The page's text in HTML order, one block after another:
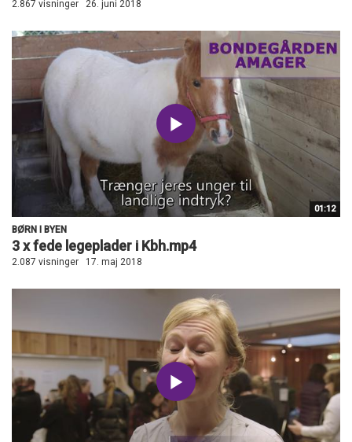
2.867 visninger 26. juni 2018
01:12
BØRN I BYEN
3 x fede legeplader i Kbh.mp4
2.087 visninger 17. maj 2018